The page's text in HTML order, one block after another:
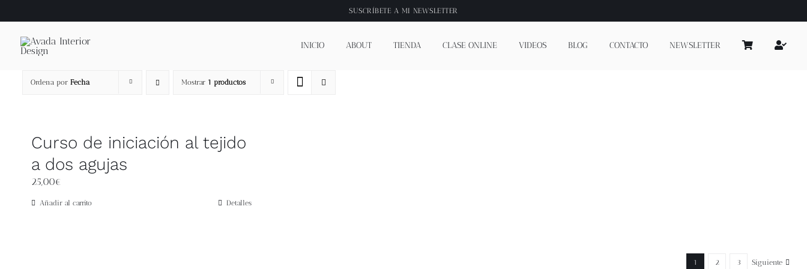
al
SUSCRÍBETE A MI NEWSLETTER
INICIO ABOUT TIENDA CLASE ONLINE VIDEOS BLOG CONTACTO NEWSLETTER
Ordena por Fecha Mostrar 1 productos
Curso de iniciación al tejido
a dos agujas
25,00€
Añadir al carrito Detalles
1 2 3 Siguiente